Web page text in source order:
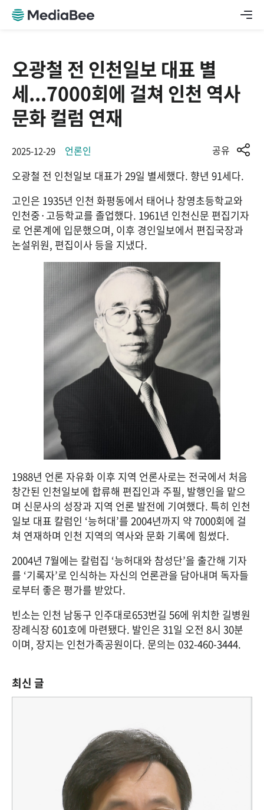
오광철 전 인천일보 대표 별
세...7000회에 걸쳐 인천 역사
문화 컬럼 연재
2025-12-29 언론인 공유
오광철 전 인천일보 대표가 29일 별세했다. 향년 91세다.
고인은 1935년 인천 화평동에서 태어나 창영초등학교와
인천중·고등학교를 졸업했다. 1961년 인천신문 편집기자
로 언론계에 입문했으며, 이후 경인일보에서 편집국장과
논설위원, 편집이사 등을 지냈다.
1988년 언론 자유화 이후 지역 언론사로는 전국에서 처음
창간된 인천일보에 합류해 편집인과 주필, 발행인을 맡으
며 신문사의 성장과 지역 언론 발전에 기여했다. 특히 인천
일보 대표 칼럼인 ‘능허대’를 2004년까지 약 7000회에 걸
쳐 연재하며 인천 지역의 역사와 문화 기록에 힘썼다.
2004년 7월에는 칼럼집 ‘능허대와 참성단’을 출간해 기자
를 ‘기록자’로 인식하는 자신의 언론관을 담아내며 독자들
로부터 좋은 평가를 받았다.
빈소는 인천 남동구 인주대로653번길 56에 위치한 길병원
장례식장 601호에 마련됐다. 발인은 31일 오전 8시 30분
이며, 장지는 인천가족공원이다. 문의는 032-460-3444.
최신 글